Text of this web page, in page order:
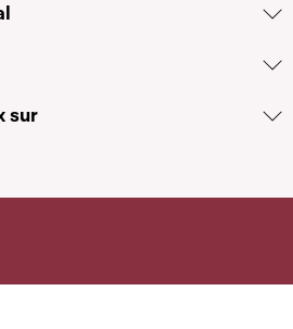
sur